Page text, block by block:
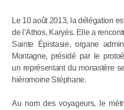
Le 10 août 2013, la délégation
de l’Athos, Karyès. Elle a
Sainte Épistasie, organe
Montagne, présidé par le
un représentant du monastère
hiéromoine Stéphane.
Au nom des voyageurs, le